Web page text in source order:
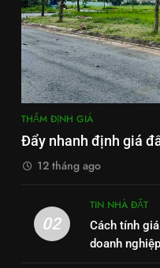
THẨM ĐỊNH GIÁ
Đẩy nhanh định giá
12 tháng ago
02
TIN NHÀ ĐẤT
Cách tính
doanh